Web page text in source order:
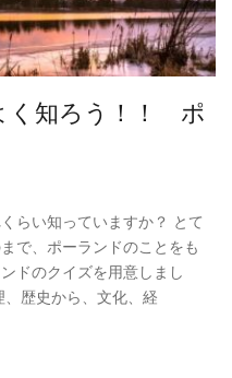
く知ろう！！ ポ
らい知っていますか？ とて
で、ポーランドのことをも
ドのクイズを用意しまし
歴史から、文化、経